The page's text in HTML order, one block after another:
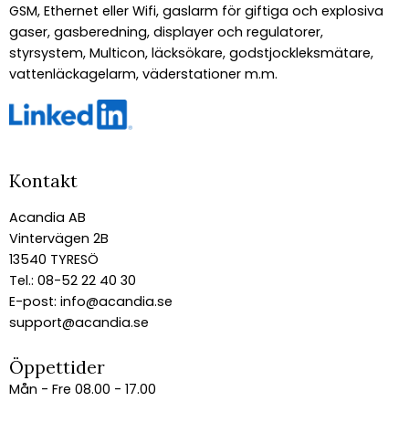
GSM, Ethernet eller Wifi, gaslarm för giftiga och explosiva
gaser, gasberedning, displayer och regulatorer,
styrsystem, Multicon, läcksökare, godstjockleksmätare,
vattenläckagelarm, väderstationer m.m.
Kontakt
Acandia AB
Vintervägen 2B
13540 TYRESÖ
Tel.: 08-52 22 40 30
E-post: info@acandia.se
support@acandia.se
Öppettider
Mån - Fre 08.00 - 17.00